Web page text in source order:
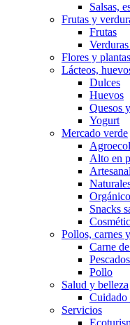
Salsas,
Frutas y
Frutas
Flores y plantas
Lácteos,
Dulces
Huevos
Quesos
Yogurt
Mercado verde
Alto en
Artesanal
Snacks
Pollos, carnes
Carne
Pollo
Salud y belleza
Cuidado
Servicios